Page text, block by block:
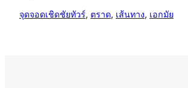
จุดจอดเชิดชัยทัวร์, ตราด, เส้นทาง, เอกมัย